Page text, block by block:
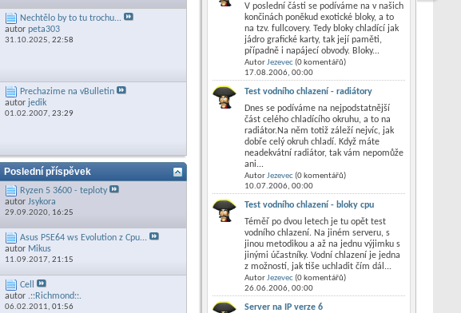
Nechtělo by to tu trochu...
autorpeta303
31.10.2025,22:58
Prechazime na vBulletin
autor jedik
01.02.2007,23:29
Poslední příspěvek
Ryzen 5 3600 - teploty
autorJsykora
29.09.2020, 16:25
Asus P5E64 ws Evolution z Cpu...
autor Mikus
11.09.2017,21:15
Cell
autor .::Richmond::.
06.02.2011,01:56
V poslední části se podíváme na v našich
končinách poněkud exotické bloky, a to
na tzv. fullcovery. Tedy bloky chladící jak
jádro grafické karty, tak její paměti,
případně i napájecí obvody. Bloky...
AutorJezevec(0 komentářů)
17.08.2006, 00:00
Test vodního chlazení - radiátory
Dnes se podíváme na nejpodstatnější
část celého chladícího okruhu, a to na
radiátor.Na něm totiž záleží nejvíc, jak
dobře celý okruh chladí. Když máte
neadekvátní radiátor, tak vám nepomůže
ani...
AutorJezevec(0 komentářů)
10.07.2006, 00:00
Test vodního chlazení - bloky cpu
Téměř po dvou letech je tu opět test
vodního chlazení. Na jiném serveru, s
jinou metodikou a až na jednu výjimku s
jinými účastníky. Vodní chlazení je jedna
z možností, jak tiše uchladit čím dál...
AutorJezevec(0 komentářů)
26.06.2006, 00:00
Server na IP verze 6